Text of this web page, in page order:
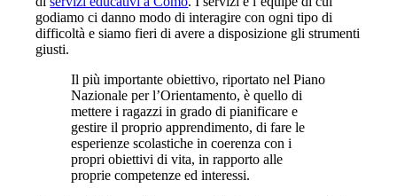
godiamo ci danno modo di interagire con ogni tipo di
difficoltà e siamo fieri di avere a disposizione gli strumenti
giusti.
Il più importante obiettivo, riportato nel Piano
Nazionale per l’Orientamento, è quello di
mettere i ragazzi in grado di pianificare e
gestire il proprio apprendimento, di fare le
esperienze scolastiche in coerenza con i
propri obiettivi di vita, in rapporto alle
proprie competenze ed interessi.